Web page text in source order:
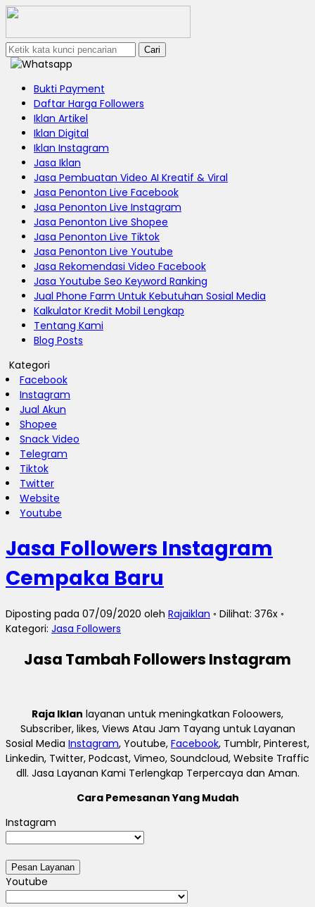
Cari
Bukti Payment
Daftar Harga Followers
Iklan Artikel
Iklan Digital
Iklan Instagram
Jasa Iklan
Jasa Pembuatan Video AI Kreatif & Viral
Jasa Penonton Live Facebook
Jasa Penonton Live Instagram
Jasa Penonton Live Shopee
Jasa Penonton Live Tiktok
Jasa Penonton Live Youtube
Jasa Rekomendasi Video Facebook
Jasa Youtube Seo Keyword Ranking
Jual Phone Farm Untuk Kebutuhan Sosial Media
Kalkulator Kredit Mobil Lengkap
Tentang Kami
Blog Posts
Kategori
Facebook
Instagram
Jual Akun
Shopee
Snack Video
Telegram
Tiktok
Twitter
Website
Youtube
Jasa Followers Instagram
Cempaka Baru
Diposting pada 07/09/2020 oleh Rajaiklan ◦ Dilihat: 376x ◦
Kategori: Jasa Followers
Jasa Tambah Followers Instagram
Raja Iklan layanan untuk meningkatkan Foloowers,
Subscriber, likes, Views Atau Jam Tayang untuk Layanan
Sosial Media Instagram, Youtube, Facebook, Tumblr, Pinterest,
Linkedin, Twitter, Podcast, Vimeo, Soundcloud, Website Traffic
dll. Jasa Layanan Kami Terlengkap Terpercaya dan Aman.
Cara Pemesanan Yang Mudah
Instagram
Youtube